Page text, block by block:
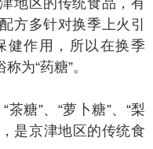
区的传统食品，有
方多针对换季上火引
健作用，所以在换季
为“药糖”。
糖”、“萝卜糖”、“梨
是京津地区的传统食